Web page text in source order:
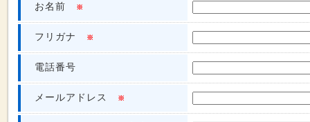
お名前 ※
フリガナ ※
電話番号
メールアドレス ※